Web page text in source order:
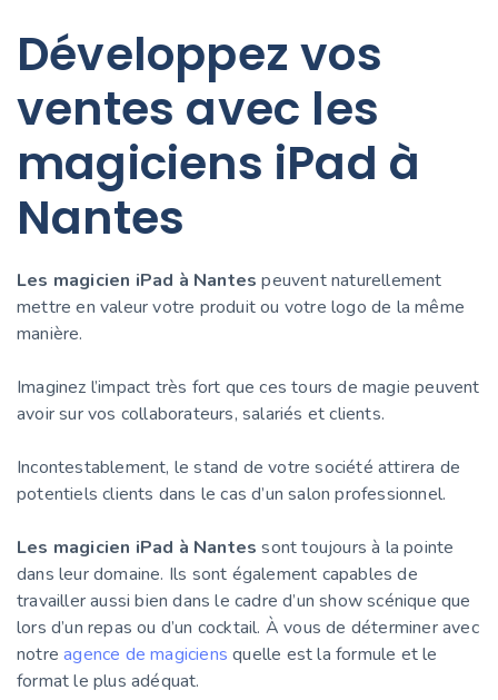
Développez vos
ventes avec les
magiciens iPad à
Nantes
Les magicien iPad à Nantes peuvent naturellement
mettre en valeur votre produit ou votre logo de la même
manière.
Imaginez l’impact très fort que ces tours de magie peuvent
avoir sur vos collaborateurs, salariés et clients.
Incontestablement, le stand de votre société attirera de
potentiels clients dans le cas d’un salon professionnel.
Les magicien iPad à Nantes sont toujours à la pointe
dans leur domaine. Ils sont également capables de
travailler aussi bien dans le cadre d’un show scénique que
lors d’un repas ou d’un cocktail. À vous de déterminer avec
notreagence de magiciens quelle est la formule et le
format le plus adéquat.